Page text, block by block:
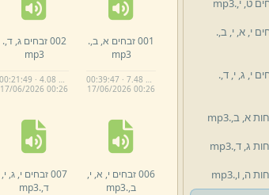
י,.
mp3
א, י, ב,.
ג, י, ד,.
ב,.
mp3
ד,.
mp3
ו,.
mp3
001 זבחים א, ב,.
mp3
00:39:47 · 7.48 MB
17/06/2026 00:26
002 זבחים ג, ד,.
mp3
00:21:49 · 4.08 MB
17/06/2026 00:26
006 זבחים י, א, י,
ב,.
mp3
007 זבחים י, ג, י,
ד,.
mp3